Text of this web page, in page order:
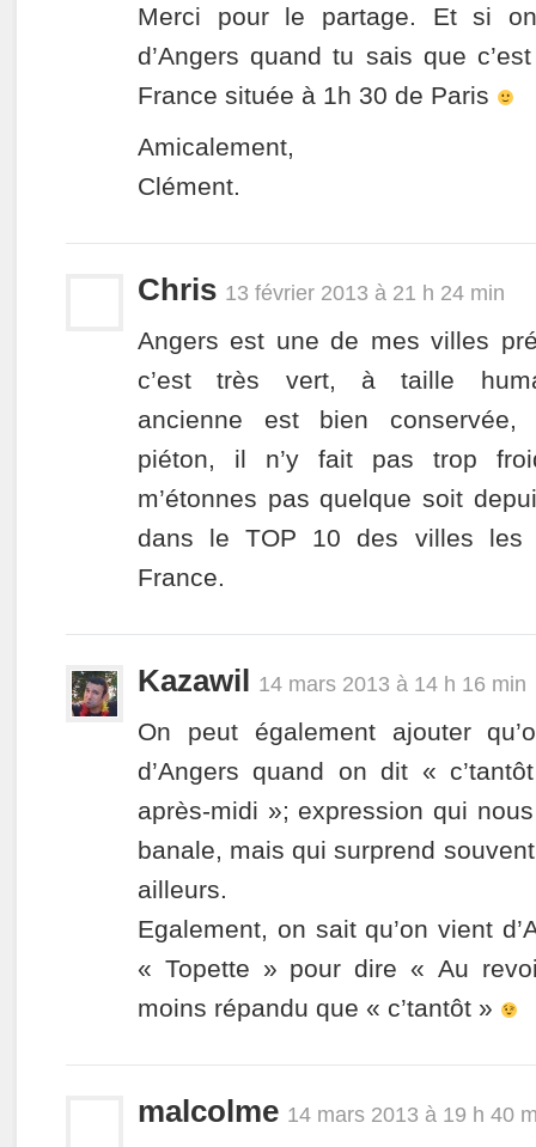
Merci pour le partage. Et si
d’Angers quand tu sais que
France située à 1h 30 de Paris
Amicalement,
Clément.
Chris 13 février 2013 à 21 h 24 min
Angers est une de mes villes
c’est très vert, à taille
ancienne est bien
piéton, il n’y fait pas trop
m’étonnes pas quelque soit
dans le TOP 10 des villes les
France.
Kazawil 14 mars 2013 à 14 h 16 min
On peut également ajouter
d’Angers quand on dit «
après-midi »; expression qui
banale, mais qui surprend
ailleurs.
Egalement, on sait qu’on vient
« Topette » pour dire « Au
moins répandu que « c’tantôt »
malcolme 14 mars 2013 à 19 h 40